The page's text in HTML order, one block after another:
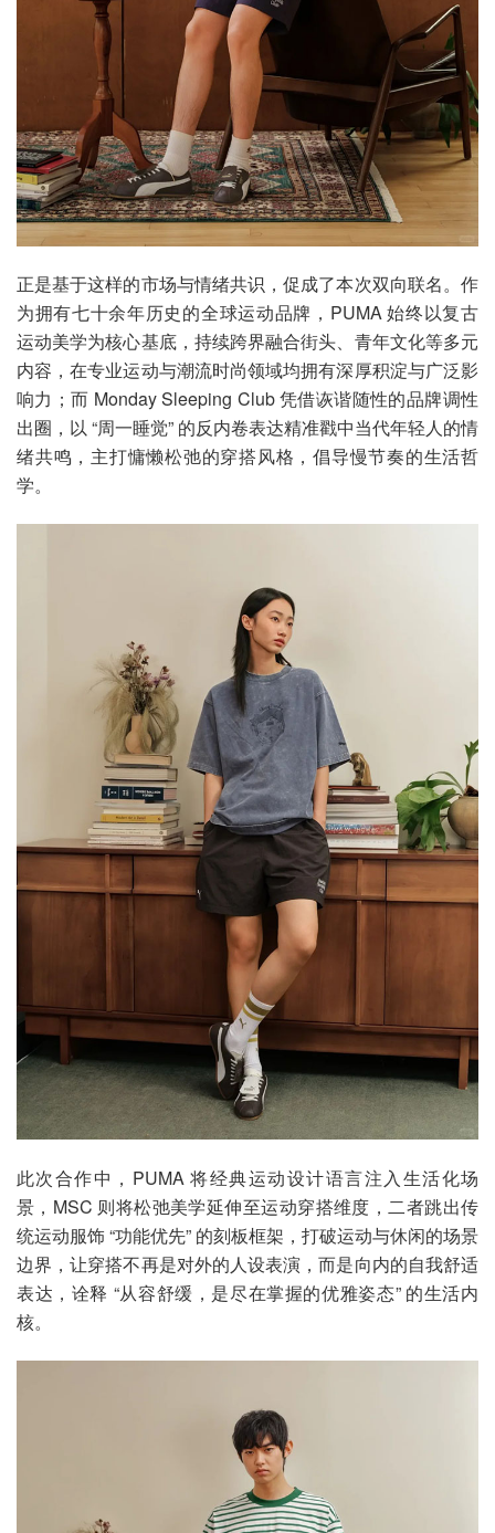
正是基于这样的市场与情绪共识，促成了本次双向联名。作
为拥有七十余年历史的全球运动品牌，PUMA 始终以复古
运动美学为核心基底，持续跨界融合街头、青年文化等多元
内容，在专业运动与潮流时尚领域均拥有深厚积淀与广泛影
响力；而 Monday Sleeping Club 凭借诙谐随性的品牌调性
出圈，以 “周一睡觉” 的反内卷表达精准戳中当代年轻人的情
绪共鸣，主打慵懒松弛的穿搭风格，倡导慢节奏的生活哲
学。
此次合作中，PUMA 将经典运动设计语言注入生活化场
景，MSC 则将松弛美学延伸至运动穿搭维度，二者跳出传
统运动服饰 “功能优先” 的刻板框架，打破运动与休闲的场景
边界，让穿搭不再是对外的人设表演，而是向内的自我舒适
表达，诠释 “从容舒缓，是尽在掌握的优雅姿态” 的生活内
核。